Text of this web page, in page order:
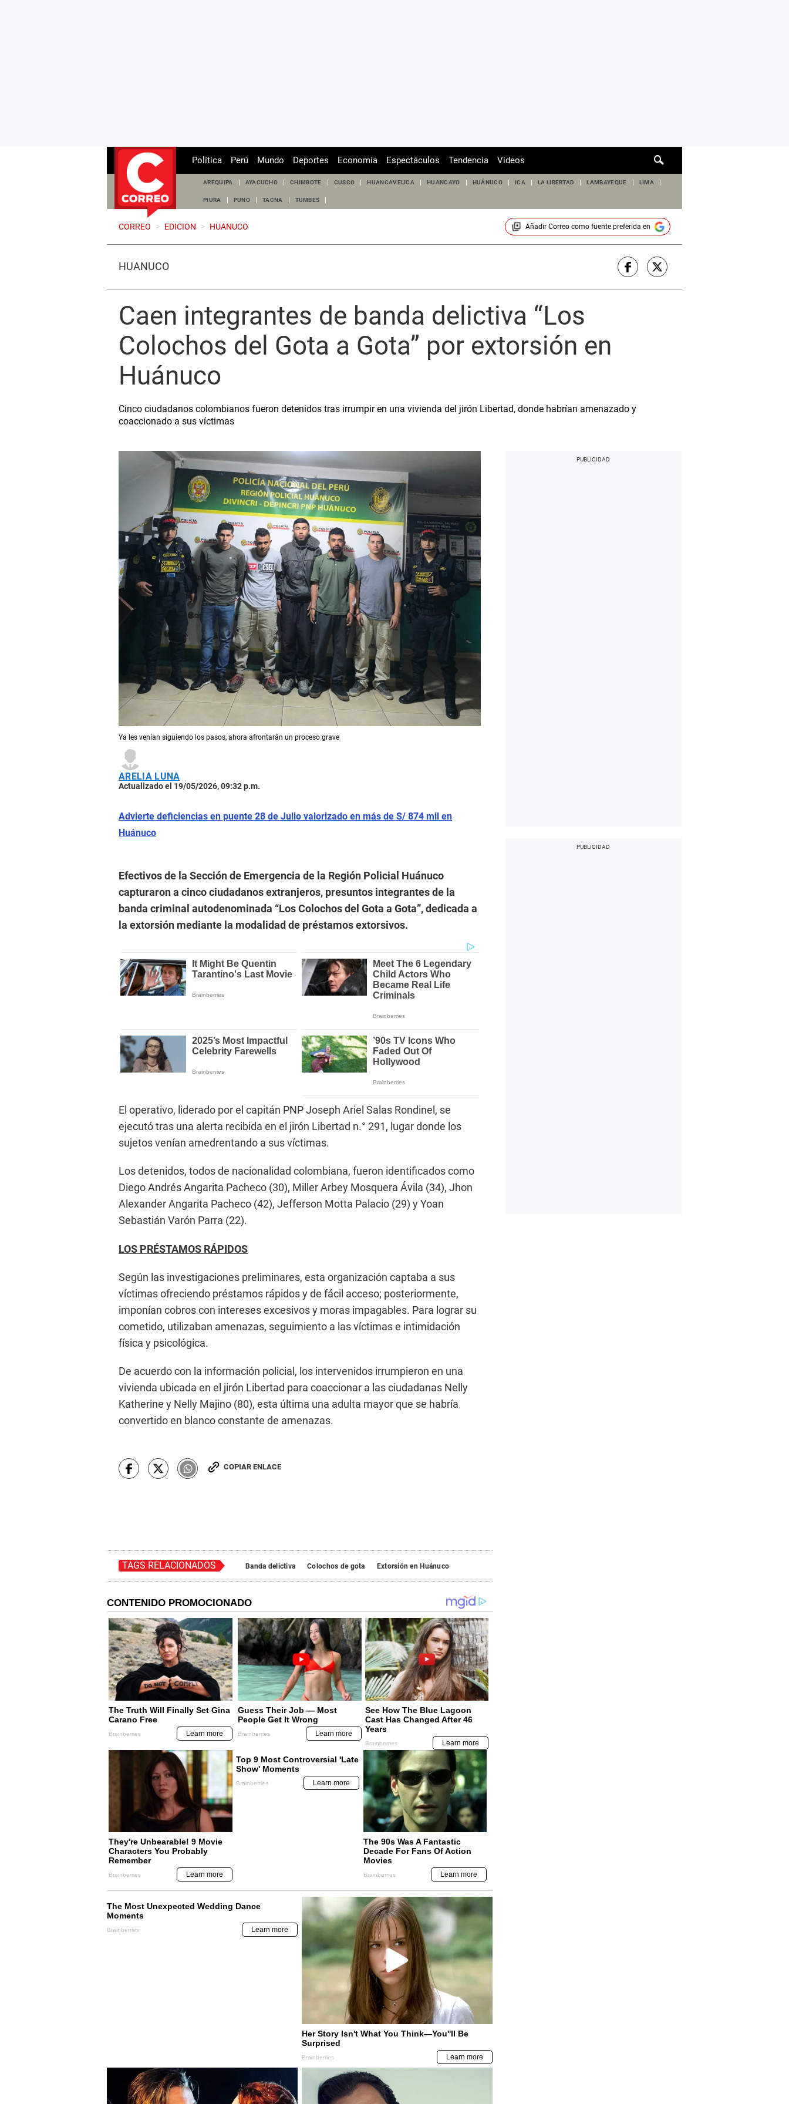
de
Política Perú Mundo Deportes Economía Espectáculos Tendencia Videos
AREQUIPA AYACUCHO CHIMBOTE CUSCO HUANCAVELICA HUANCAYO HUÁNUCO ICA LA LIBERTAD LAMBAYEQUE LIMA
PIURA PUNO TACNA TUMBES
CORREO > EDICION > HUANUCO Añadir Correocomo fuente preferida en
HUÁNUCO
Caen integrantes de banda delictiva “Los
Colochos del Gota a Gota” por extorsión en
Huánuco
Cinco ciudadanos colombianos fueron detenidos tras irrumpir en una vivienda del jirón Libertad, donde habrían amenazado y
coaccionado a sus víctimas
Ya les venían siguiendo los pasos, ahora afrontarán un proceso grave
ARELIA LUNA
Actualizado el 19/05/2026, 09:32 p.m.
Advierte deficiencias en puente 28 de Julio valorizado en más de S/ 874 mil en
Huánuco
Efectivos de la Sección de Emergencia de la Región Policial Huánuco
capturaron a cinco ciudadanos extranjeros, presuntos integrantes de la
banda criminal autodenominada “Los Colochos del Gota a Gota”, dedicada a
la extorsión mediante la modalidad de préstamos extorsivos.
El operativo, liderado por el capitán PNP Joseph Ariel Salas Rondinel, se
ejecutó tras una alerta recibida en el jirón Libertad n.° 291, lugar donde los
sujetos venían amedrentando a sus víctimas.
Los detenidos, todos de nacionalidad colombiana, fueron identificados como
Diego Andrés Angarita Pacheco (30), Miller Arbey Mosquera Ávila (34), Jhon
Alexander Angarita Pacheco (42), Jefferson Motta Palacio (29) y Yoan
Sebastián Varón Parra (22).
LOS PRÉSTAMOS RÁPIDOS
Según las investigaciones preliminares, esta organización captaba a sus
víctimas ofreciendo préstamos rápidos y de fácil acceso; posteriormente,
imponían cobros con intereses excesivos y moras impagables. Para lograr su
cometido, utilizaban amenazas, seguimiento a las víctimas e intimidación
física y psicológica.
De acuerdo con la información policial, los intervenidos irrumpieron en una
vivienda ubicada en el jirón Libertad para coaccionar a las ciudadanas Nelly
Katherine y Nelly Majino (80), esta última una adulta mayor que se habría
convertido en blanco constante de amenazas.
COPIAR ENLACE
TAGS RELACIONADOS Banda delictiva Colochos de gota Extorsión en Huánuco